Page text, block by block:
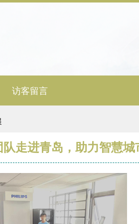
访客留言
走进青岛，助力智慧城